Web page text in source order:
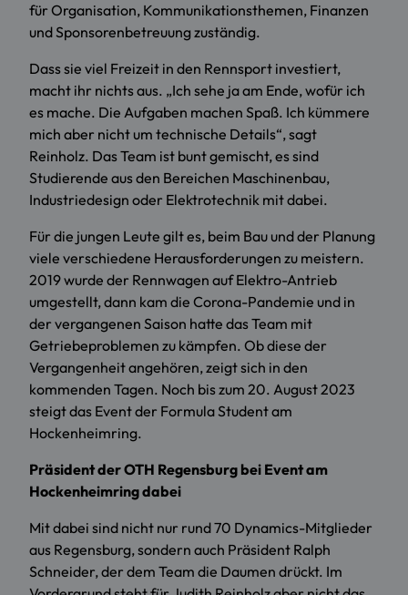
für Organisation, Kommunikationsthemen, Finanzen
und Sponsorenbetreuung zuständig.
Dass sie viel Freizeit in den Rennsport investiert,
macht ihr nichts aus. „Ich sehe ja am Ende, wofür ich
es mache. Die Aufgaben machen Spaß. Ich kümmere
mich aber nicht um technische Details“, sagt
Reinholz. Das Team ist bunt gemischt, es sind
Studierende aus den Bereichen Maschinenbau,
Industriedesign oder Elektrotechnik mit dabei.
Für die jungen Leute gilt es, beim Bau und der Planung
viele verschiedene Herausforderungen zu meistern.
2019 wurde der Rennwagen auf Elektro-Antrieb
umgestellt, dann kam die Corona-Pandemie und in
der vergangenen Saison hatte das Team mit
Getriebeproblemen zu kämpfen. Ob diese der
Vergangenheit angehören, zeigt sich in den
kommenden Tagen. Noch bis zum 20. August 2023
steigt das Event der Formula Student am
Hockenheimring.
Präsident der OTH Regensburg bei Event am
Hockenheimring dabei
Mit dabei sind nicht nur rund 70 Dynamics-Mitglieder
aus Regensburg, sondern auch Präsident Ralph
Schneider, der dem Team die Daumen drückt. Im